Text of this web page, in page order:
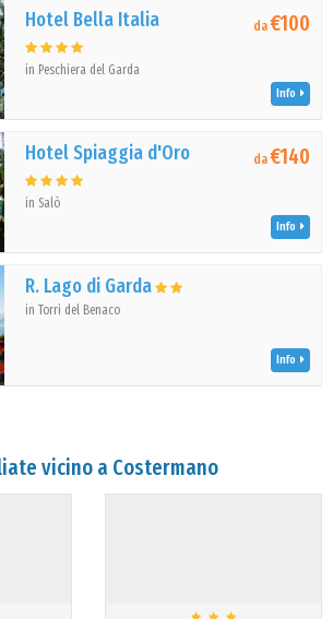
Hotel Bella Italia
in Peschiera del Garda
da€100
Info
Hotel Spiaggia d'Oro
in Salò
da€140
Info
R. Lago di Garda
in Torri del Benaco
Info
vicino a Costermano